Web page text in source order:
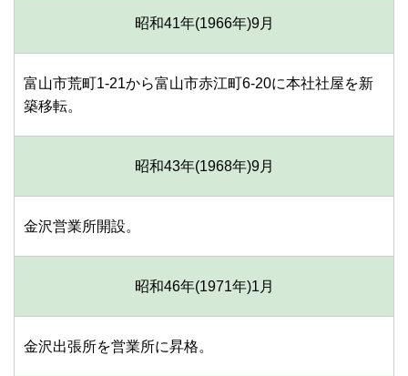
昭和41年(1966年)9月
富山市荒町1-21から富山市赤江町6-20に本社社屋を新
築移転。
昭和43年(1968年)9月
金沢営業所開設。
昭和46年(1971年)1月
金沢出張所を営業所に昇格。